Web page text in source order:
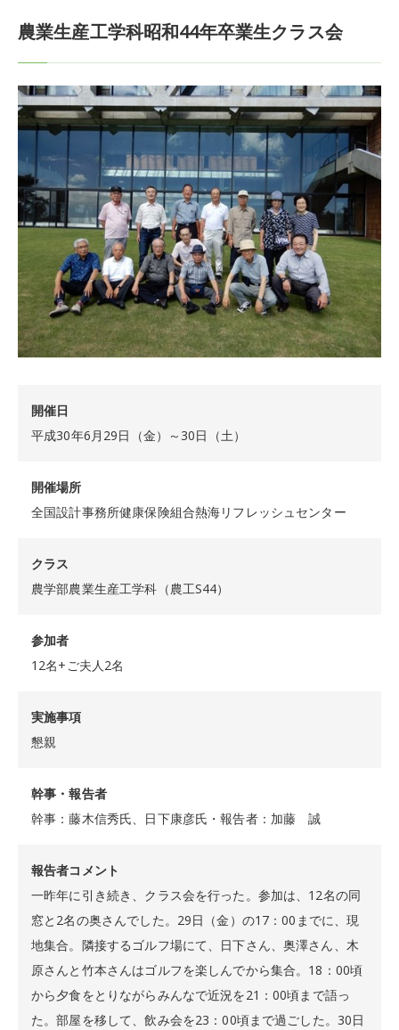
農業生産工学科昭和44年卒業生クラス会
開催日
平成30年6月29日（金）～30日（土）
開催場所
全国設計事務所健康保険組合熱海リフレッシュセンター
クラス
農学部農業生産工学科（農工S44）
参加者
12名+ご夫人2名
実施事項
懇親
幹事・報告者
幹事：藤木信秀氏、日下康彦氏・報告者：加藤 誠
報告者コメント
一昨年に引き続き、クラス会を行った。参加は、12名の同
窓と2名の奥さんでした。29日（金）の17：00までに、現
地集合。隣接するゴルフ場にて、日下さん、奥澤さん、木
原さんと竹本さんはゴルフを楽しんでから集合。18：00頃
から夕食をとりながらみんなで近況を21：00頃まで語っ
た。部屋を移して、飲み会を23：00頃まで過ごした。30日